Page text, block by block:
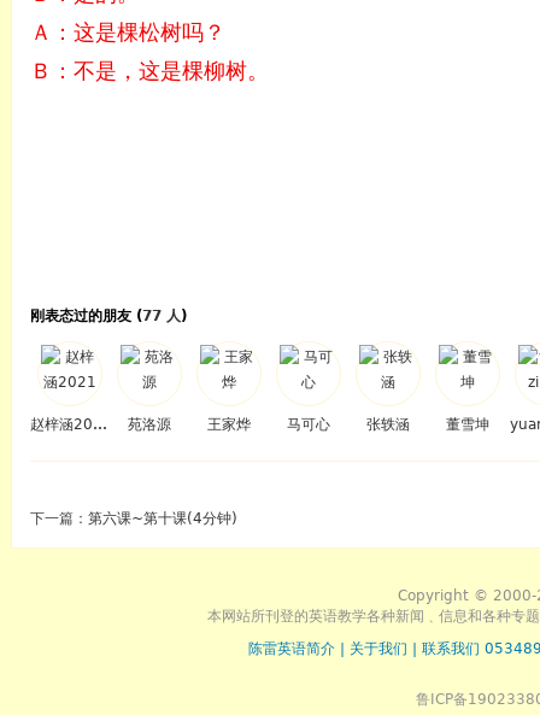
Ａ：这是棵松树吗？
Ｂ：不是，这是棵柳树。
刚表态过的朋友 (77 人)
赵梓涵2021 苑洛源 王家烨 马可心 张轶涵 董雪坤
下一篇： 第六课~第十课(4分钟)
Copyright © 2000-
本网站所刊登的英语教学各种新闻﹑信息和各种专
陈雷英语简介
关于我们 联系我们
鲁ICP备